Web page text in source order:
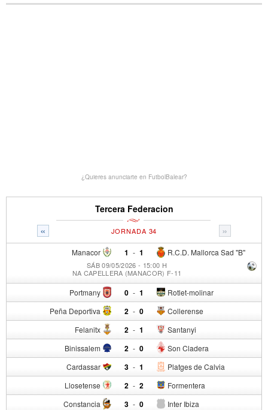
¿Quieres anunciarte en FutbolBalear?
Tercera Federacion
« »
JORNADA 34
Manacor 1 - R.C.D. Mallorca Sad "B"
1
SÁB 09/05/2026 - 15:00 H
NA CAPELLERA (MANACOR) F-11
Portmany 0 - Rotlet-molinar
1
Peña Deportiva 2 - Collerense
0
Felanitx 2 - Santanyi
1
Binissalem 2 - Son Cladera
0
Cardassar 3 - Platges de Calvia
1
Llosetense 2 - Formentera
2
Constancia 3 - Inter Ibiza
0